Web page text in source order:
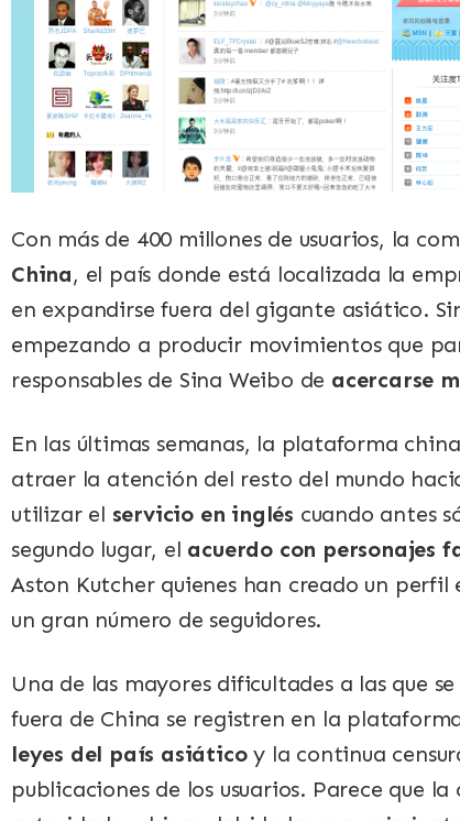
Con más de 400 millones de usuarios, la
China, el país donde está localizada la
en expandirse fuera del gigante asiático.
empezando a producir movimientos que
responsables de Sina Weibo de acercarse
En las últimas semanas, la plataforma
atraer la atención del resto del mundo
utilizar el servicio en inglés cuando antes
segundo lugar, el acuerdo con personajes
Aston Kutcher quienes han creado un
un gran número de seguidores.
Una de las mayores dificultades a las que
fuera de China se registren en la
leyes del país asiáticoy la continua
publicaciones de los usuarios. Parece que